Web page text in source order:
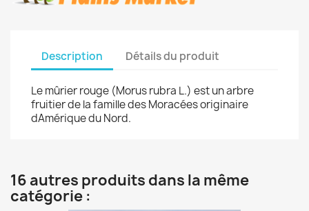
Description Détails du produit
Le mûrier rouge (Morus rubra L.) est un arbre
fruitier de la famille des Moracées originaire
dAmérique du Nord.
16 autres produits dans la même
catégorie :